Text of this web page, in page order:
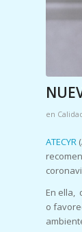
en
ATECYR
En ella,
o